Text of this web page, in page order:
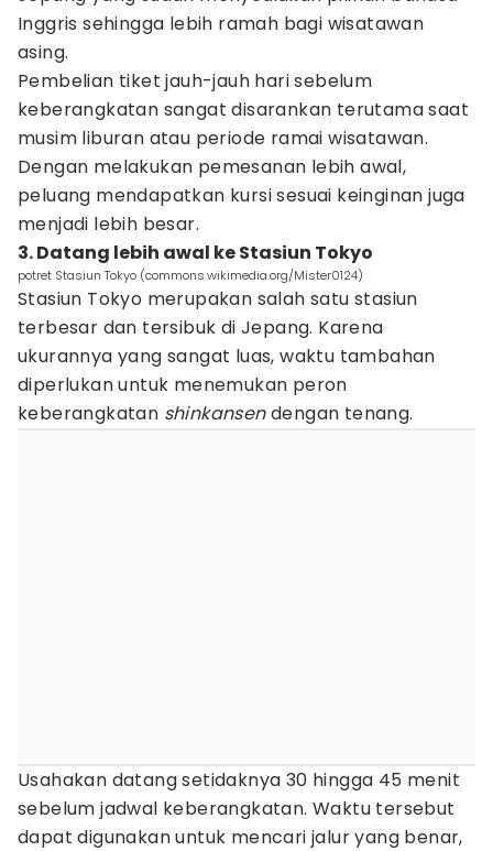
Inggris sehingga lebih ramah bagi wisatawan
asing.
Pembelian tiket jauh-jauh hari sebelum
keberangkatan sangat disarankan terutama saat
musim liburan atau periode ramai wisatawan.
Dengan melakukan pemesanan lebih awal,
peluang mendapatkan kursi sesuai keinginan juga
menjadi lebih besar.
3. Datang lebih awal ke Stasiun Tokyo
potret Stasiun Tokyo (commons.wikimedia.org/Mister0124)
Stasiun Tokyo merupakan salah satu stasiun
terbesar dan tersibuk di Jepang. Karena
ukurannya yang sangat luas, waktu tambahan
diperlukan untuk menemukan peron
keberangkatan shinkansendengan tenang.
Usahakan datang setidaknya 30 hingga 45 menit
sebelum jadwal keberangkatan. Waktu tersebut
dapat digunakan untuk mencari jalur yang benar,